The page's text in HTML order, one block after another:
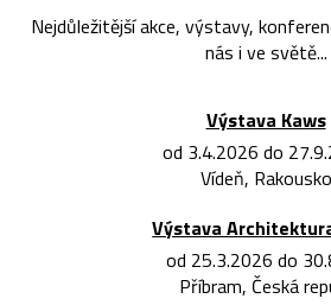
Nejdůležitější akce, výstavy,
nás i ve světě...
Výstava Kaws
od 3.4.2026 do
Vídeň, Rakousko
Výstava
od 25.3.2026 do
Příbram, Česká